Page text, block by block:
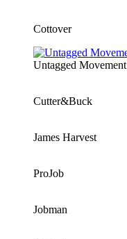
Cottover
Untagged Movement
Cutter&Buck
James Harvest
ProJob
Jobman